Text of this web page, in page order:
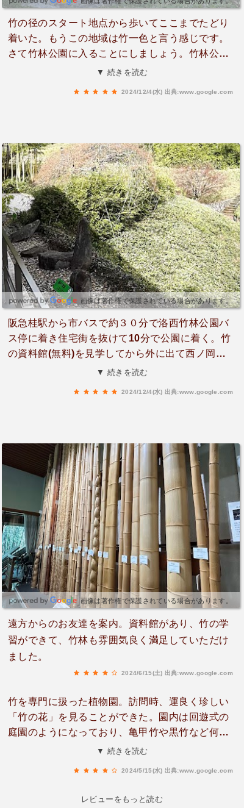
竹の径のスタート地点から歩いてここまでたどり
着いた。もうこの地域は竹一色と言う感じです。
さて竹林公園に入ることにしましょう。竹林公園
ならびに竹の資料館は無料です。公園を入ったら
こも見所の一つである。自分は、金色?黄色の竹
があるのにはビックリしました。
▼ 続きを読む
2024/12/4(水) 出典:www.google.com
画像は著作権で保護されている場合があります。
阪急桂駅から市バスで約３０分で洛西竹林公園バ
ス停に着き住宅街を抜けて10分で公園に着く。竹
の資料館(無料)を見学してから外に出て西ノ岡竹
林道を古墳巡りして阪急東向日駅までハイキング
▼ 続きを読む
2024/12/4(水) 出典:www.google.com
画像は著作権で保護されている場合があります。
遠方からのお友達を案内。資料館があり、竹の学
習ができて、竹林も雰囲気良く満足していただけ
ました。
2024/6/15(土) 出典:www.google.com
竹を専門に扱った植物園。訪問時、運良く珍しい
「竹の花」を見ることができた。園内は回遊式の
庭園のようになっており、亀甲竹や黒竹など何種
類もの竹が区分けされて植えられていた。「竹の
▼ 続きを読む
2024/5/15(水) 出典:www.google.com
レビューをもっと読む